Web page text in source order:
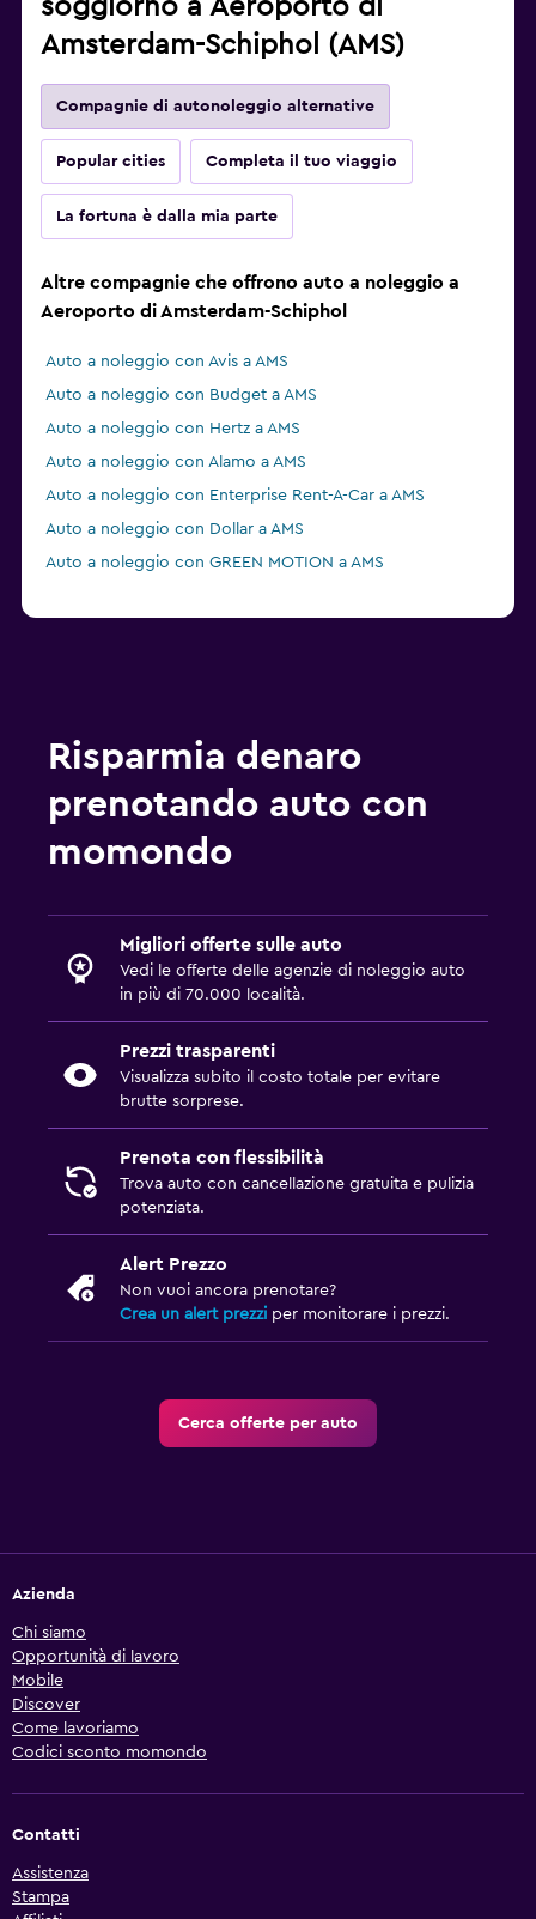
soggiorno a Aeroporto di
Amsterdam-Schiphol (AMS)
Compagnie di autonoleggio alternative
Popular cities Completa il tuo viaggio
La fortuna è dalla mia parte
Altre compagnie che offrono auto a noleggio a
Aeroporto di Amsterdam-Schiphol
Auto a noleggio con Avis a AMS
Auto a noleggio con Budget a AMS
Auto a noleggio con Hertz a AMS
Auto a noleggio con Alamo a AMS
Auto a noleggio con Enterprise Rent-A-Car a AMS
Auto a noleggio con Dollar a AMS
Auto a noleggio con GREEN MOTION a AMS
Risparmia denaro
prenotando auto con
momondo
Migliori offerte sulle auto
Vedi le offerte delle agenzie di noleggio auto
in più di 70.000 località.
Prezzi trasparenti
Visualizza subito il costo totale per evitare
brutte sorprese.
Prenota con flessibilità
Trova auto con cancellazione gratuita e pulizia
potenziata.
Alert Prezzo
Non vuoi ancora prenotare?
Crea un alert prezzi per monitorare i prezzi.
Cerca offerte per auto
Azienda
Chi siamo
Opportunità di lavoro
Mobile
Discover
Come lavoriamo
Codici sconto momondo
Contatti
Assistenza
Stampa